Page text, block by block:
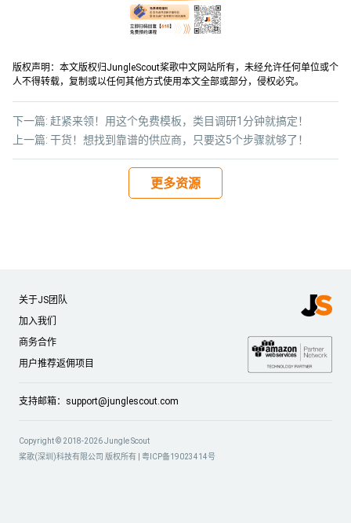
版权声明：本文版权归JungleScout桨歌中文网站所有，未经允许任何单位或个
人不得转载，复制或以任何其他方式使用本文全部或部分，侵权必究。
上一篇: 干货！想找到靠谱的供应商，只要这5个步骤就够了！
下一篇: 赶紧来领！用这个免费模板，类目调研1分钟就搞定！
更多资源
关于JS团队
加入我们
商务合作
用户推荐返佣项目
支持邮箱： support@junglescout.com
Copyright © 2018-2026 Jungle Scout
桨歌(深圳)科技有限公司 版权所有 | 粤ICP备19023414号